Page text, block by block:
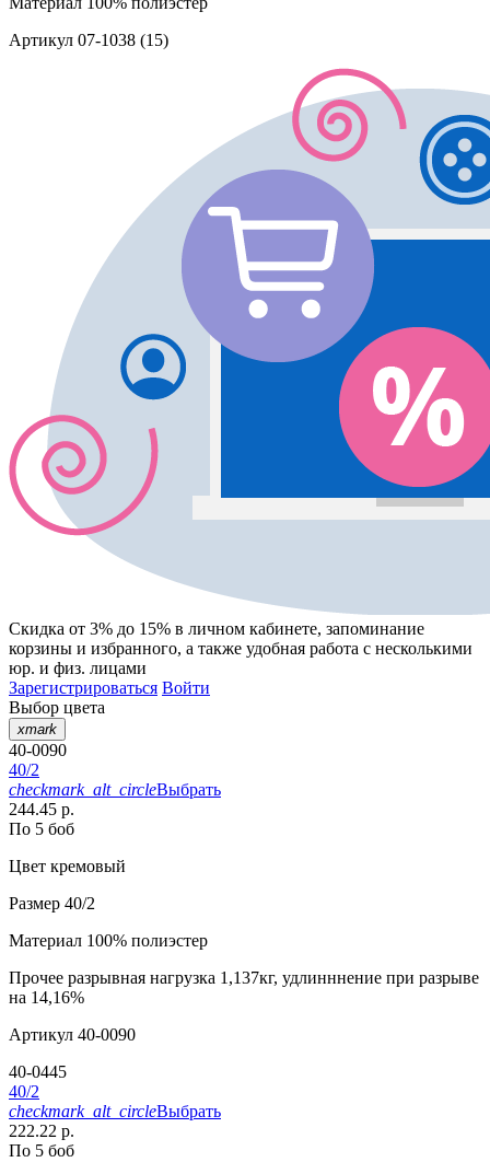
Артикул 07-1038 (15)
Скидка от 3% до 15% в личном кабинете, запоминание
корзины и избранного, а также удобная работа с несколькими
юр. и физ. лицами
Зарегистрироваться Войти
Выбор цвета
xmark
40-0090
40/2
checkmark_alt_circleВыбрать
244.45 р.
По 5 боб
Цвет кремовый
Размер 40/2
Материал 100% полиэстер
Прочее разрывная нагрузка 1,137кг, удлинннение при разрыве
на 14,16%
Артикул 40-0090
40-0445
40/2
checkmark_alt_circleВыбрать
222.22 р.
По 5 боб